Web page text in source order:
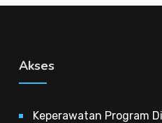
Akses
Keperawatan Program